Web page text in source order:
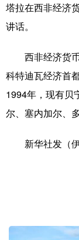
彩票
文化产业
地方频道
塔拉在西非经济
讲话。
西非经济货币
科特迪瓦经济首
1994年，现有贝
尔、塞内加尔、
新华社发（伊